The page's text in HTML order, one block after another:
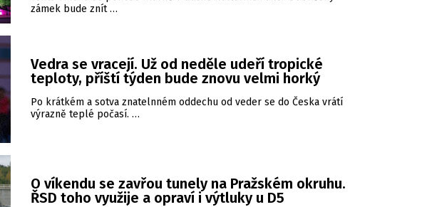
zámek bude znít …
Vedra se vracejí. Už od neděle udeří tropické
teploty, příští týden bude znovu velmi horký
Po krátkém a sotva znatelnném oddechu od veder se do Česka vrátí
výrazně teplé počasí. …
O víkendu se zavřou tunely na Pražském okruhu.
ŘSD toho využije a opraví i výtluky u D5